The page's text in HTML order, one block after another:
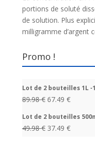
portions de soluté
de solution. Plus
milligramme d’argent
Promo !
Lot de 2 bouteilles 1L -
89.98€ 67.49 €
Lot de 2 bouteilles
49.98€ 37.49 €